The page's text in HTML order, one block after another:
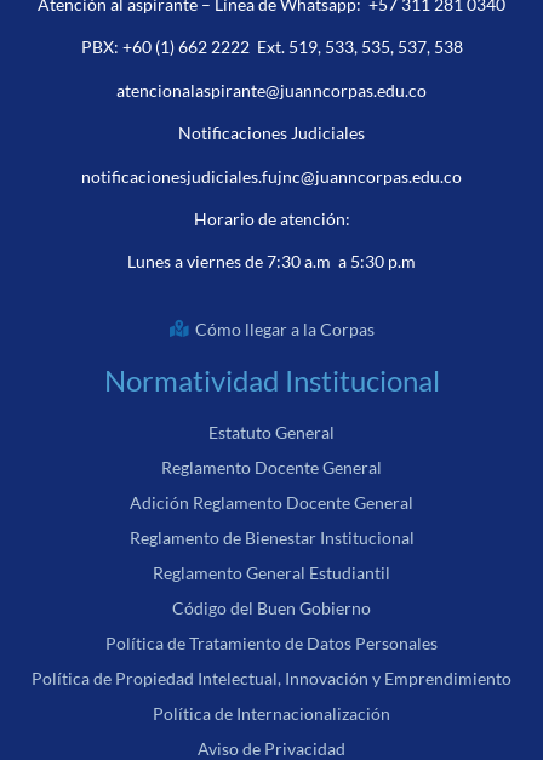
Atención al aspirante – Línea de Whatsapp: +57 311 281 0340
PBX: +60 (1) 662 2222Ext. 519, 533, 535, 537, 538
atencionalaspirante@juanncorpas.edu.co
Notificaciones Judiciales
notificacionesjudiciales.fujnc@juanncorpas.edu.co
Horario de atención:
Lunes a viernes de 7:30 a.m a 5:30 p.m
Cómo llegar a la Corpas
Normatividad Institucional
Estatuto General
Reglamento Docente General
Adición Reglamento Docente General
Reglamento de Bienestar Institucional
Reglamento General Estudiantil
Código del Buen Gobierno
Política de Tratamiento de Datos Personales
Política de Propiedad Intelectual, Innovación y Emprendimiento
Política de Internacionalización
Aviso de Privacidad